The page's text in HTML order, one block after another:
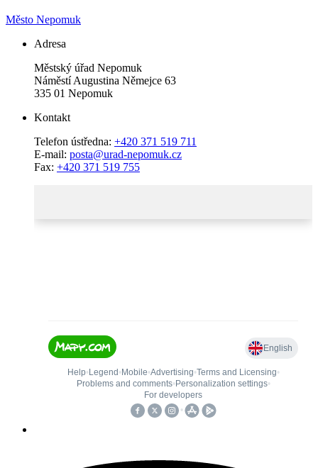
Město Nepomuk
Adresa
Městský úřad Nepomuk
Náměstí Augustina Němejce 63
335 01 Nepomuk
Kontakt
Telefon ústředna: +420 371 519 711
E-mail: posta@urad-nepomuk.cz
Fax: +420 371 519 755